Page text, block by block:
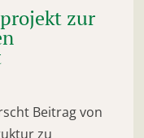
zur
Beitrag von
zu